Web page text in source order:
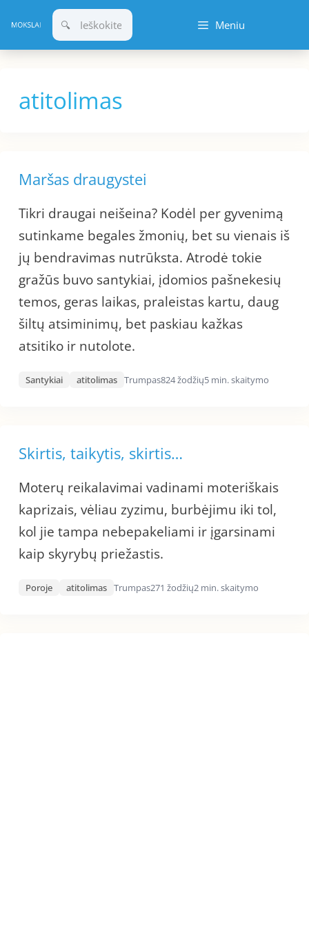
prie
turinio
Meniu
atitolimas
Maršas draugystei
Tikri draugai neišeina? Kodėl per gyvenimą
sutinkame begales žmonių, bet su vienais iš
jų bendravimas nutrūksta. Atrodė tokie
gražūs buvo santykiai, įdomios pašnekesių
temos, geras laikas, praleistas kartu, daug
šiltų atsiminimų, bet paskiau kažkas
atsitiko ir nutolote.
Santykiai atitolimas Trumpas824 žodžių5 min. skaitymo
Skirtis, taikytis, skirtis…
Moterų reikalavimai vadinami moteriškais
kaprizais, vėliau zyzimu, burbėjimu iki tol,
kol jie tampa nebepakeliami ir įgarsinami
kaip skyrybų priežastis.
Poroje atitolimas Trumpas271 žodžių2 min. skaitymo